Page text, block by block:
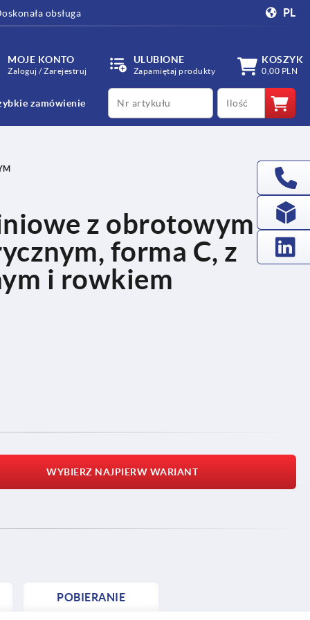
obsługa PL
MOJE KONTO
Zaloguj / Zarejestruj
ULUBIONE
Zapamiętaj produkty
KOSZYK
0,00 PLN
zamówienie
productCode qty
z obrotowym
forma C, z
i rowkiem
WYBIERZ NAJPIERW WARIANT
POBIERANIE